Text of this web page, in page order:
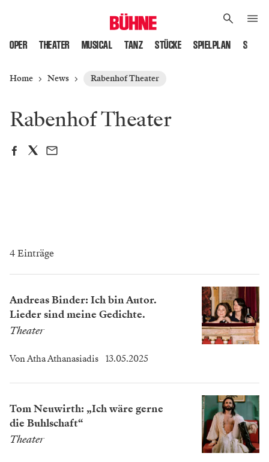
OPER THEATER MUSICAL TANZ STÜCKE SPIELPLAN
Home News Rabenhof Theater
Rabenhof Theater
4 Einträge
Andreas Binder: Ich bin Autor.
Lieder sind meine Gedichte.
Theater
VonAtha Athanasiadis 13.05.2025
Tom Neuwirth: „Ich wäre gerne
die Buhlschaft“
Theater